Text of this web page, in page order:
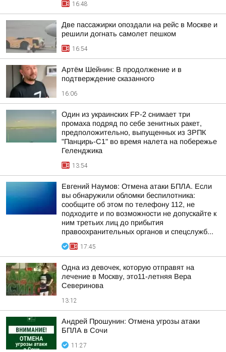
16:48
Две пассажирки опоздали на рейс в Москве и
решили догнать самолет пешком
16:54
Артём Шейнин: В продолжение и в
подтверждение сказанного
16:06
Один из украинских FP-2 снимает три
промаха подряд по себе зенитных ракет,
предположительно, выпущенных из ЗРПК
"Панцирь-С1" во время налета на побережье
Геленджика
13:54
Евгений Наумов: Отмена атаки БПЛА. Если
вы обнаружили обломки беспилотника:
сообщите об этом по телефону 112, не
подходите и по возможности не допускайте к
ним третьих лиц до прибытия
правоохранительных органов и спецслужб...
17:45
Одна из девочек, которую отправят на
лечение в Москву, это11-летняя Вера
Северинова
13:12
Андрей Прошунин: Отмена угрозы атаки
БПЛА в Сочи
11:27